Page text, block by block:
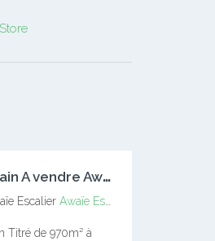
T
errain A vendre Awaïe Escalier
EscalierAwaïe Escalier
Titré de 970m² à